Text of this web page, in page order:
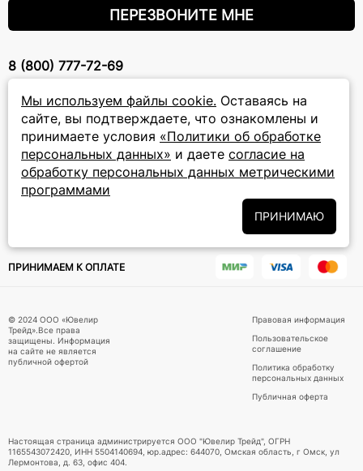
Мы используем файлы cookie. Оставаясь на
сайте, вы подтверждаете, что ознакомлены и
принимаете условия «Политики об обработке
персональных данных» и даете согласие на
обработку персональных данных метрическими
программами
ПРИНИМАЮ
ПЕРЕЗВОНИТЕ МНЕ
8 (800) 777-72-69
прием звонков: круглосуточно
ПОДПИСКА НА РАССЫЛКУ
Подписаться на новости
Подписываясь на рассылку, вы соглашаетесь с условиями
ПРИНИМАЕМ К ОПЛАТЕ
© 2024 ООО «Ювелир
Трейд».Все права
защищены. Информация
на сайте не является
публичной офертой
Правовая информация
Пользовательское
соглашение
Политика обработку
персональных данных
Публичная оферта
Настоящая страница администрируется ООО "Ювелир Трейд", ОГРН
1165543072420, ИНН 5504140694, юр.адрес: 644070, Омская область, г Омск, ул
Лермонтова, д. 63, офис 404.